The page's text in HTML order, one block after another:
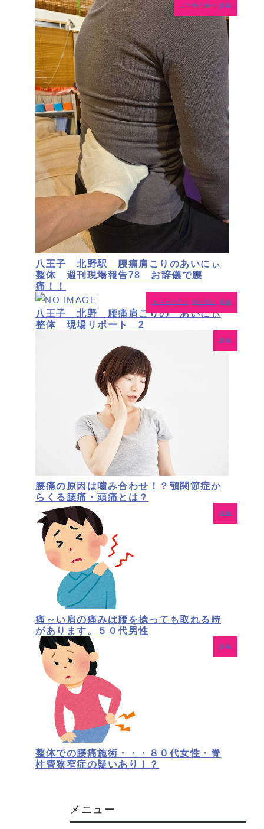
上半身の痛み 腰痛
八王子 北野駅 腰痛肩こりのあいにぃ
整体 週刊現場報告78 お辞儀で腰
痛！！
下半身の痛み 腰が重い 腰痛
八王子 北野 腰痛肩こりの あいにぃ
整体 現場リポート 2
腰痛
腰痛の原因は噛み合わせ！？顎関節症か
らくる腰痛・頭痛とは？
腰痛
痛～い肩の痛みは腰を捻っても取れる時
があります。５０代男性
腰痛
整体での腰痛施術・・・８０代女性・脊
柱管狭窄症の疑いあり！？
メニュー